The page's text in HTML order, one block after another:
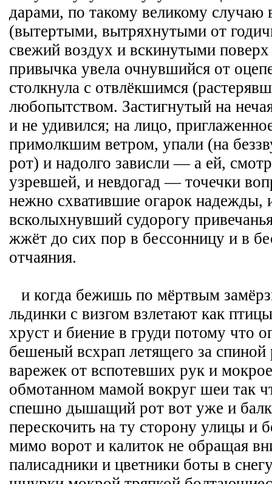
дарами, по такому великому
(вытертыми, вытряхнутыми от
свежий воздух и вскинутыми
привычка увела очнувшийся от
столкнула с отвлёкшимся
любопытством. Застигнутый на
и не удивился; на лицо,
примолкшим ветром, упали (на
рот) и надолго зависли — а ей,
узревшей, и невдогад — точечки
нежно схватившие огарок надежды,
всколыхнувший судорогу
жжёт до сих пор в бессонницу и в
отчаяния.
и когда бежишь по мёртвым
льдинки с визгом взлетают как
хруст и биение в груди потому что
бешеный всхрап летящего за спиной
варежек от вспотевших рук и
обмотанном мамой вокруг шеи так
спешно дышащий рот вот уже и
перескочить на ту сторону улицы и
мимо ворот и калиток не обращая
палисадники и цветники боты в